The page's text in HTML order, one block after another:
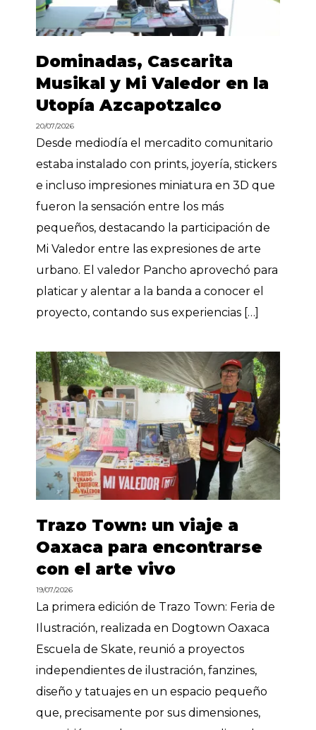
Dominadas, Cascarita
Musikal y Mi Valedor en la
Utopía Azcapotzalco
20/07/2026
Desde mediodía el mercadito comunitario
estaba instalado con prints, joyería, stickers
e incluso impresiones miniatura en 3D que
fueron la sensación entre los más
pequeños, destacando la participación de
Mi Valedor entre las expresiones de arte
urbano. El valedor Pancho aprovechó para
platicar y alentar a la banda a conocer el
proyecto, contando sus experiencias […]
Trazo Town: un viaje a
Oaxaca para encontrarse
con el arte vivo
19/07/2026
La primera edición de Trazo Town: Feria de
Ilustración, realizada en Dogtown Oaxaca
Escuela de Skate, reunió a proyectos
independientes de ilustración, fanzines,
diseño y tatuajes en un espacio pequeño
que, precisamente por sus dimensiones,